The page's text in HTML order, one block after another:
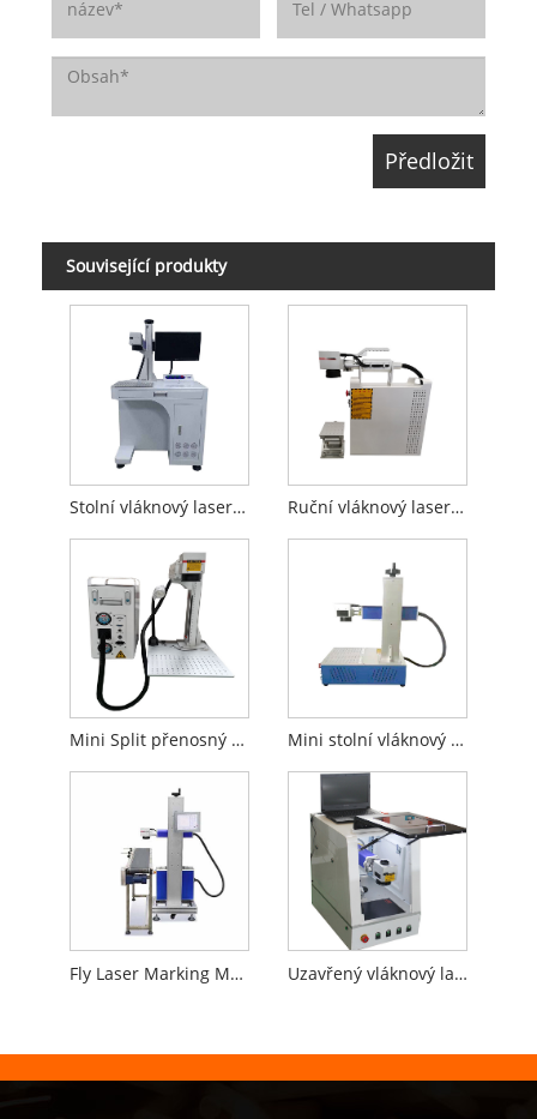
Související produkty
Stolní vláknový laserový značkovací stroj Ruční vláknový laserový značkovací stroj
Mini Split přenosný vláknový laserový značkovací stroj Mini stolní vláknový laserový značkovací stroj
Fly Laser Marking Machine pro výrobní linku Uzavřený vláknový laserový značkovací stroj